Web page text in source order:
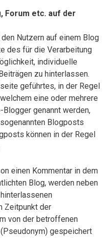
Forum etc. auf der
Nutzern auf einem Blog
des für die Verarbeitung
individuelle
zu hinterlassen.
geführtes, in der Regel
eine oder mehrere
genannt werden,
Blogposts
können in der Regel
einen Kommentar in dem
Blog, werden neben
Zeitpunkt der
von der betroffenen
gespeichert